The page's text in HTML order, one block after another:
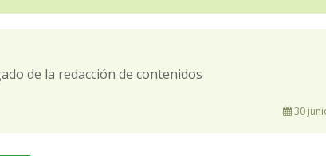
de la redacción de contenidos
30